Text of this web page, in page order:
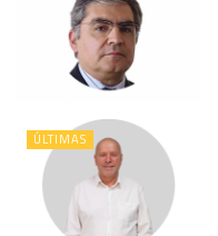
ÚLTIMAS